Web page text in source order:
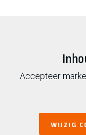
Accepteer
WIJZIG